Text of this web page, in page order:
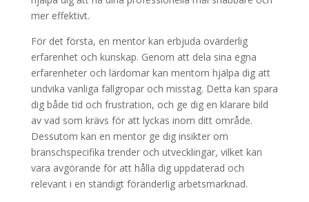
mer effektivt.
För det första, en mentor kan erbjuda ovärderlig
erfarenhet och kunskap. Genom att dela sina egna
erfarenheter och lärdomar kan mentorn hjälpa dig att
undvika vanliga fallgropar och misstag. Detta kan spara
dig både tid och frustration, och ge dig en klarare bild
av vad som krävs för att lyckas inom ditt område.
Dessutom kan en mentor ge dig insikter om
branschspecifika trender och utvecklingar, vilket kan
vara avgörande för att hålla dig uppdaterad och
relevant i en ständigt föränderlig arbetsmarknad.